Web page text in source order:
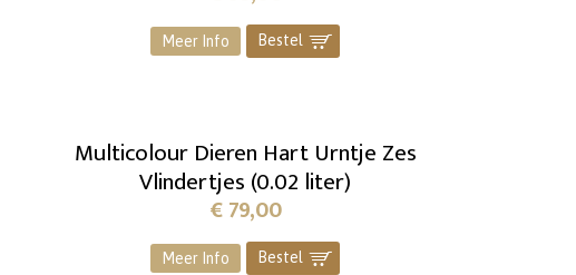
Meer Info Bestel ]
Multicolour Dieren Hart Urntje Zes
Vlindertjes (0.02 liter)
€79,00
Meer Info Bestel ]